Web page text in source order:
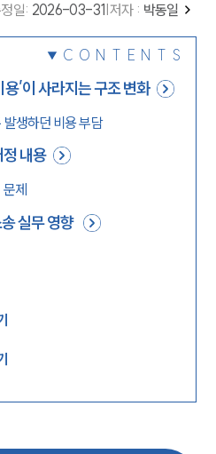
일: 2026-03-31 저자 : 박동일
CONTENTS
’이 사라지는 구조 변화
생하던 비용 부담
내용
문제
실무 영향